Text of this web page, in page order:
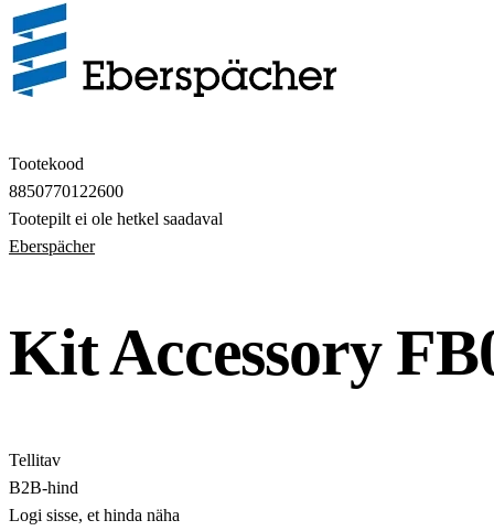
Tootekood
8850770122600
Tootepilt ei ole hetkel saadaval
Eberspächer
Kit Accessory
Tellitav
B2B-hind
Logi sisse, et hinda näha